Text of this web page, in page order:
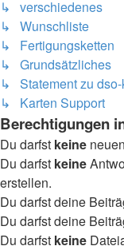
↳ verschiedenes
↳ Wunschliste
↳ Fertigungsketten
↳ Grundsätzliches
↳ Statement zu dso-
↳ Karten Support
Berechtigungen
Du darfst keine
Du darfst keine
erstellen.
Du darfst deine
Du darfst deine
Du darfst keine